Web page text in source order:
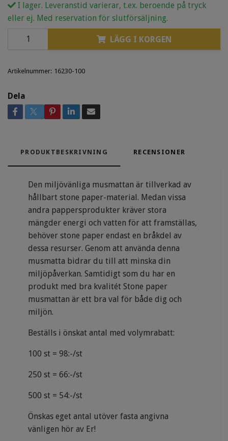
I lager. Leveranstid varierar, t.ex. beroende på tryck
eller ej. Med reservation för slutförsäljning.
LÄGG I KORGEN
Artikelnummer: 16230-100
Dela
PRODUKTBESKRIVNING RECENSIONER
Den miljövänliga musmattan är tillverkad av
hållbart stone paper-material. Medan vissa
andra pappersprodukter kräver stora
mängder energi och vatten för att framställas,
behöver stone paper endast en bråkdel av
dessa resurser. Genom att använda denna
musmatta bidrar du till att minska din
miljöpåverkan. Samtidigt som du har en
produkt med bra kvalitét Stone paper
musmattan är ett bra val för både dig och
miljön.
Beställs i önskat antal med volymrabatt:
100 st = 98:-/st
250 st = 66:-/st
500 st = 54:-/st
Önskas eget antal utöver fasta angivna
vänligen hör av Er!